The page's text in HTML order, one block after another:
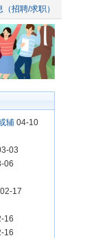
招聘/求职）
辅 04-10
03
06
02-17
16
16